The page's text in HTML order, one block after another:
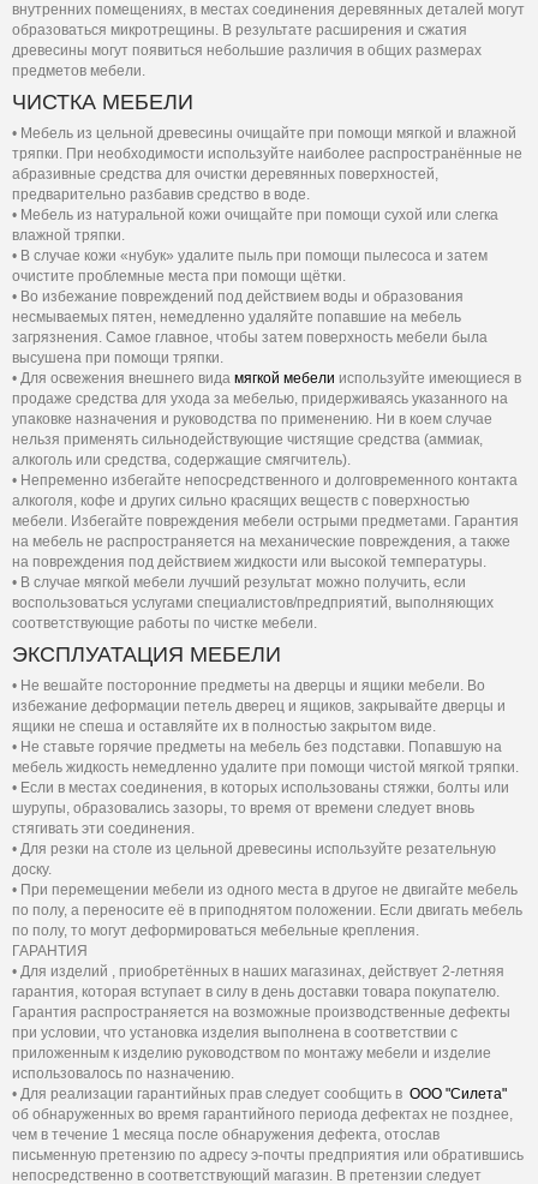
внутренних помещениях, в местах соединения деревянных деталей могут
образоваться микротрещины. В результате расширения и сжатия
древесины могут появиться небольшие различия в общих размерах
предметов мебели.
ЧИСТКА МЕБЕЛИ
• Мебель из цельной древесины очищайте при помощи мягкой и влажной
тряпки. При необходимости используйте наиболее распространённые не
абразивные средства для очистки деревянных поверхностей,
предварительно разбавив средство в воде.
• Мебель из натуральной кожи очищайте при помощи сухой или слегка
влажной тряпки.
• В случае кожи «нубук» удалите пыль при помощи пылесоса и затем
очистите проблемные места при помощи щётки.
• Во избежание повреждений под действием воды и образования
несмываемых пятен, немедленно удаляйте попавшие на мебель
загрязнения. Самое главное, чтобы затем поверхность мебели была
высушена при помощи тряпки.
• Для освежения внешнего вида мягкой мебели используйте имеющиеся в
продаже средства для ухода за мебелью, придерживаясь указанного на
упаковке назначения и руководства по применению. Ни в коем случае
нельзя применять сильнодействующие чистящие средства (аммиак,
алкоголь или средства, содержащие смягчитель).
• Непременно избегайте непосредственного и долговременного контакта
алкоголя, кофе и других сильно красящих веществ с поверхностью
мебели. Избегайте повреждения мебели острыми предметами. Гарантия
на мебель не распространяется на механические повреждения, а также
на повреждения под действием жидкости или высокой температуры.
• В случае мягкой мебели лучший результат можно получить, если
воспользоваться услугами специалистов/предприятий, выполняющих
соответствующие работы по чистке мебели.
ЭКСПЛУАТАЦИЯ МЕБЕЛИ
• Не вешайте посторонние предметы на дверцы и ящики мебели. Во
избежание деформации петель дверец и ящиков, закрывайте дверцы и
ящики не спеша и оставляйте их в полностью закрытом виде.
• Не ставьте горячие предметы на мебель без подставки. Попавшую на
мебель жидкость немедленно удалите при помощи чистой мягкой тряпки.
• Если в местах соединения, в которых использованы стяжки, болты или
шурупы, образовались зазоры, то время от времени следует вновь
стягивать эти соединения.
• Для резки на столе из цельной древесины используйте резательную
доску.
• При перемещении мебели из одного места в другое не двигайте мебель
по полу, а переносите её в приподнятом положении. Если двигать мебель
по полу, то могут деформироваться мебельные крепления.
ГАРАНТИЯ
• Для изделий , приобретённых в наших магазинах, действует 2-летняя
гарантия, которая вступает в силу в день доставки товара покупателю.
Гарантия распространяется на возможные производственные дефекты
при условии, что установка изделия выполнена в соответствии с
приложенным к изделию руководством по монтажу мебели и изделие
использовалось по назначению.
• Для реализации гарантийных прав следует сообщить в OOO "Силета"
об обнаруженных во время гарантийного периода дефектах не позднее,
чем в течение 1 месяца после обнаружения дефекта, отослав
письменную претензию по адресу э-почты предприятия или обратившись
непосредственно в соответствующий магазин. В претензии следует